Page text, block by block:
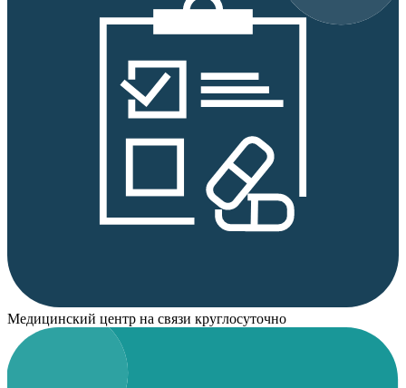
Медицинский центр на связи круглосуточно